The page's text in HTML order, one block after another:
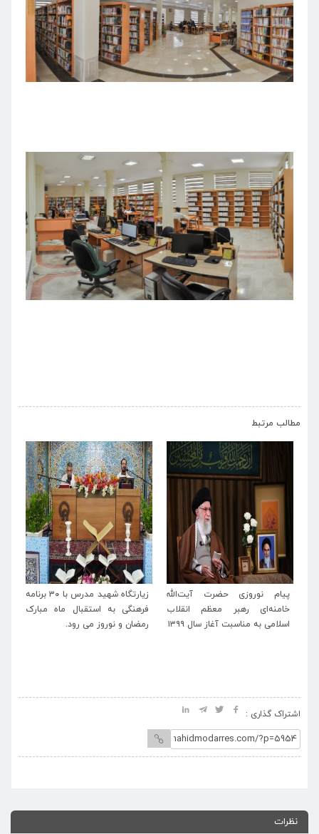
مطالب مرتبط
زیارتگاه شهید مدرس با ۳۰ برنامه
فرهنگی به استقبال ماه مبارک
رمضان و نوروز می رود.
پیام تبریک مدیرعامل موسسه
آستانه حضرت حسین بن موسی
الکاظم(ع) و زیارتگاه شهید
اشتراک گذاری :
نظرات